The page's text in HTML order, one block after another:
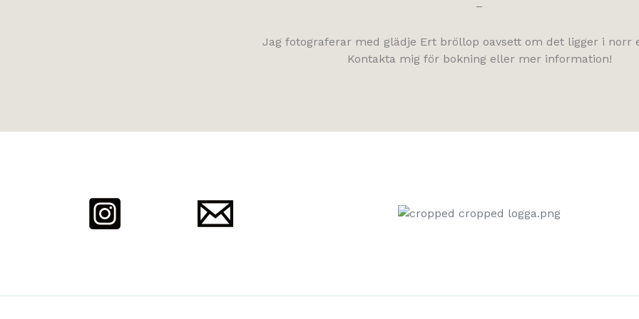
–
Jag fotograferar med glädje Ert bröllop oavsett om det ligger i norr
Kontakta mig för bokning eller mer information!